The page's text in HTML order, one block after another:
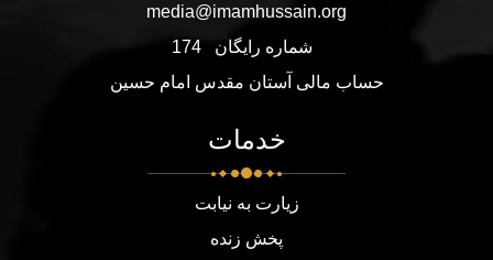
media@imamhussain.org
شماره رایگان
174
حساب مالی آستان مقدس امام حسین
خدمات
زیارت به نیابت
پخش زنده